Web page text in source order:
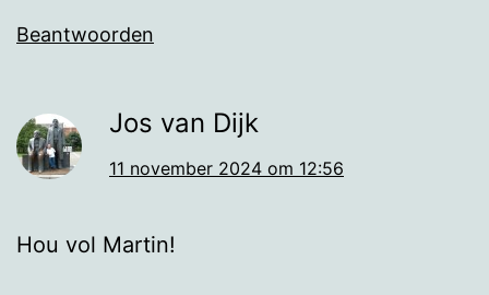
Beantwoorden
Jos van Dijk
11 november 2024 om 12:56
Hou vol Martin!